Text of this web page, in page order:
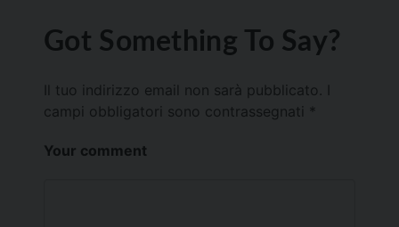
Got Something To Say?
Il tuo indirizzo email non sarà pubblicato.
campi obbligatori sono contrassegnati *
Your comment